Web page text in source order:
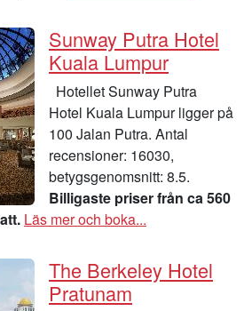
Sunway Putra Hotel
Kuala Lumpur
Hotellet Sunway Putra
Hotel Kuala Lumpur ligger på
100 Jalan Putra. Antal
recensioner: 16030,
betygsgenomsnitt: 8.5.
Billigaste priser från ca 560
Läs mer och boka...
The Berkeley Hotel
Pratunam